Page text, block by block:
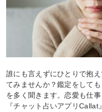
誰にも言えずにひとりで抱
てみませんか？鑑定をして
を多く聞きます。恋愛も仕
『チャット占いアプリ